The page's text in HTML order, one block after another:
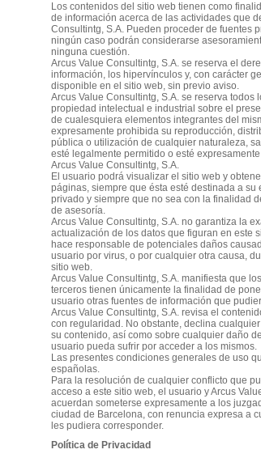
Los contenidos del sitio web tienen como
de información acerca de las actividades que
Consultintg, S.A. Pueden proceder de fuentes
ningún caso podrán considerarse
ninguna cuestión.
Arcus Value Consultintg, S.A. se reserva el
información, los hipervínculos y, con carácter
disponible en el sitio web, sin previo aviso.
Arcus Value Consultintg, S.A. se reserva todos
propiedad intelectual e industrial sobre el
de cualesquiera elementos integrantes del
expresamente prohibida su reproducción,
pública o utilización de cualquier naturaleza,
esté legalmente permitido o esté
Arcus Value Consultintg, S.A.
El usuario podrá visualizar el sitio web y
páginas, siempre que ésta esté destinada a su
privado y siempre que no sea con la finalidad
de asesoría.
Arcus Value Consultintg, S.A. no garantiza la
actualización de los datos que figuran en este
hace responsable de potenciales daños
usuario por virus, o por cualquier otra causa,
sitio web.
Arcus Value Consultintg, S.A. manifiesta que
terceros tienen únicamente la finalidad de
usuario otras fuentes de información que
Arcus Value Consultintg, S.A. revisa el
con regularidad. No obstante, declina
su contenido, así como sobre cualquier daño
usuario pueda sufrir por acceder a los mismos.
Las presentes condiciones generales de uso
españolas.
Para la resolución de cualquier conflicto que
acceso a este sitio web, el usuario y Arcus
acuerdan someterse expresamente a los
ciudad de Barcelona, con renuncia expresa a
les pudiera corresponder.
Política de Privacidad